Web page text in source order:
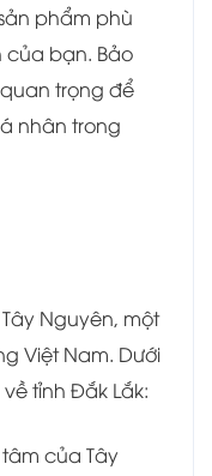
phẩm phù
của bạn. Bảo
trọng để
nhân trong
Nguyên, một
Việt Nam. Dưới
tỉnh Đắk Lắk:
của Tây